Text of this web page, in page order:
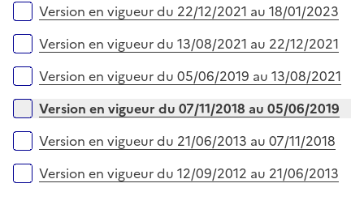
eVersion en vigueur du 22/12/2021 au 18/01/2023
Version en vigueur du 13/08/2021 au 22/12/2021
Version en vigueur du 05/06/2019 au 13/08/2021
Version en vigueur du 07/11/2018 au 05/06/2019
Version en vigueur du 21/06/2013 au 07/11/2018
Version en vigueur du 12/09/2012 au 21/06/2013